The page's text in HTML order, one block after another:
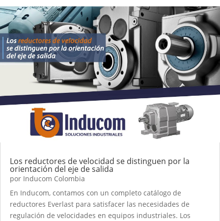
Los reductores de velocidad se distinguen por la
orientación del eje de salida
por Inducom Colombia
En Inducom, contamos con un completo catálogo de
reductores Everlast para satisfacer las necesidades de
regulación de velocidades en equipos industriales. Los